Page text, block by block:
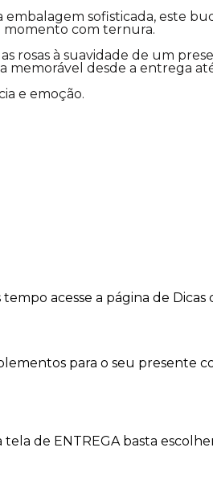
sofisticada, este
momento com ternura.
rosas à suavidade de um
memorável desde a entrega
e emoção.
acesse a página de Dicas
para o seu presente
de ENTREGA basta